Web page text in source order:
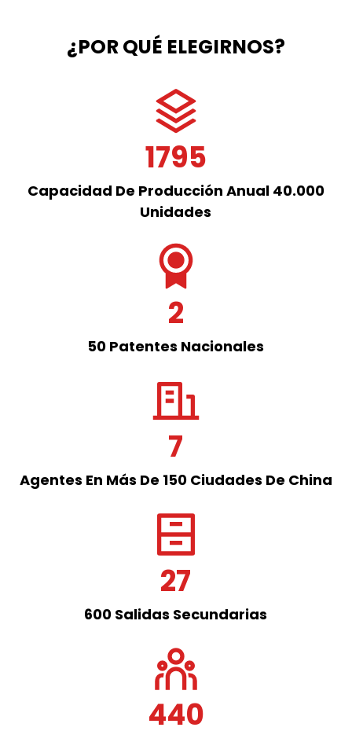
¿POR QUÉ ELEGIRNOS?
1795
Capacidad De Producción Anual 40.000
Unidades
2
50 Patentes Nacionales
7
Agentes En Más De 150 Ciudades De China
27
600 Salidas Secundarias
440